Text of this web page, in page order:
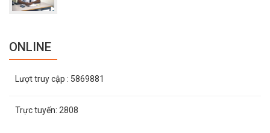
ONLINE
Lượt truy cập : 5869881
Trực tuyến: 2808